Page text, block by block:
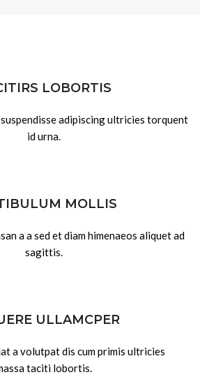
LOBORTIS
adipiscing ultricies torquent
id urna.
MOLLIS
a a sed et diam himenaeos aliquet ad
sagittis.
ULLAMCPER
a volutpat dis cum primis ultricies
taciti lobortis.